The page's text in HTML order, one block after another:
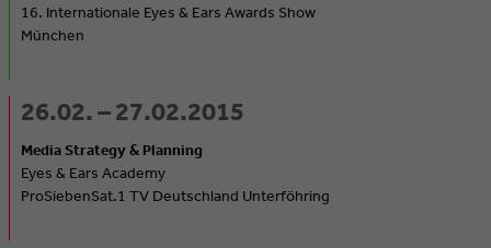
16. Internationale Eyes & Ears Awards Show
München
26.02. – 27.02.2015
Media Strategy & Planning
Eyes & Ears Academy
ProSiebenSat.1 TV Deutschland Unterföhring